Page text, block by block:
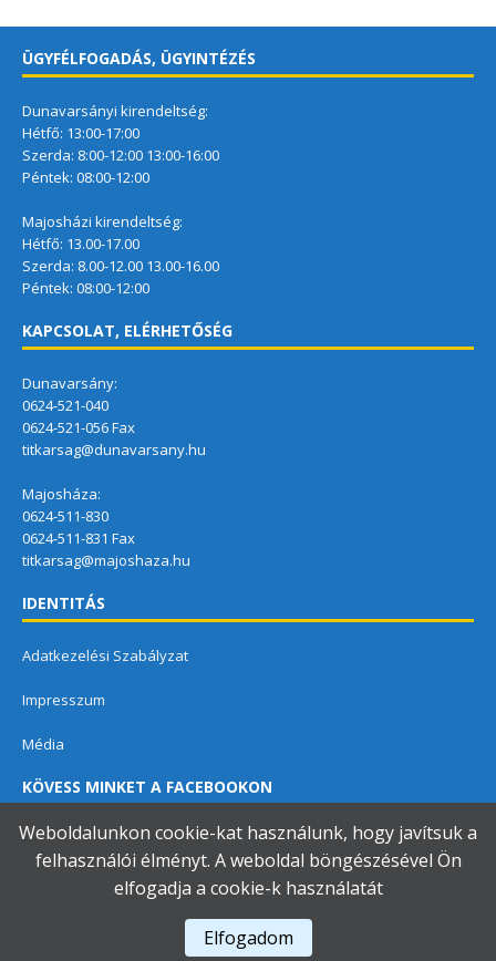
ÜGYFÉLFOGADÁS, ÜGYINTÉZÉS
Dunavarsányi kirendeltség:
Hétfő: 13:00-17:00
Szerda: 8:00-12:00 13:00-16:00
Péntek: 08:00-12:00
Majosházi kirendeltség:
Hétfő: 13.00-17.00
Szerda: 8.00-12.00 13.00-16.00
Péntek: 08:00-12:00
KAPCSOLAT, ELÉRHETŐSÉG
Dunavarsány:
0624-521-040
0624-521-056 Fax
titkarsag@dunavarsany.hu
Majosháza:
0624-511-830
0624-511-831 Fax
titkarsag@majoshaza.hu
IDENTITÁS
Adatkezelési Szabályzat
Impresszum
Média
KÖVESS MINKET A FACEBOOKON
Dunavarsányi Közös Önkormányzati Hivatal
Weboldalunkon cookie-kat használunk, hogy javítsuk a
felhasználói élményt. A weboldal böngészésével Ön
elfogadja a cookie-k használatát
Elfogadom